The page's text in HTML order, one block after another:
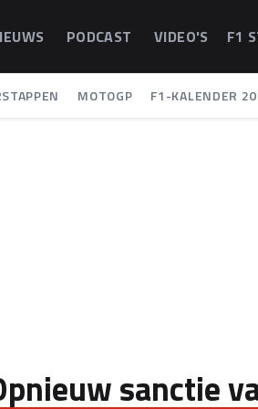
PODCAST VIDEO'S F1
MOTOGP F1-KALENDER
sanctie